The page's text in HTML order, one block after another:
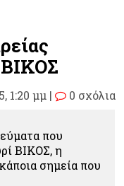
1:20 μμ | 0 σχόλια
που
ΒΙΚΟΣ, η
σημεία που